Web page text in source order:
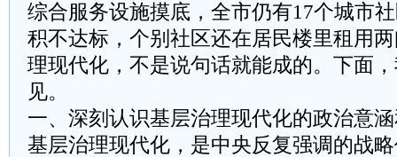
综合服务设施摸底，全市仍有17个城市
积不达标，个别社区还在居民楼里租用
理现代化，不是说句话就能成的。下面
见。
一、深刻认识基层治理现代化的政治意
基层治理现代化，是中央反复强调的战